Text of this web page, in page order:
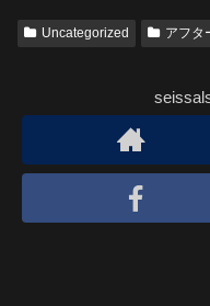
Uncategorized アフタ